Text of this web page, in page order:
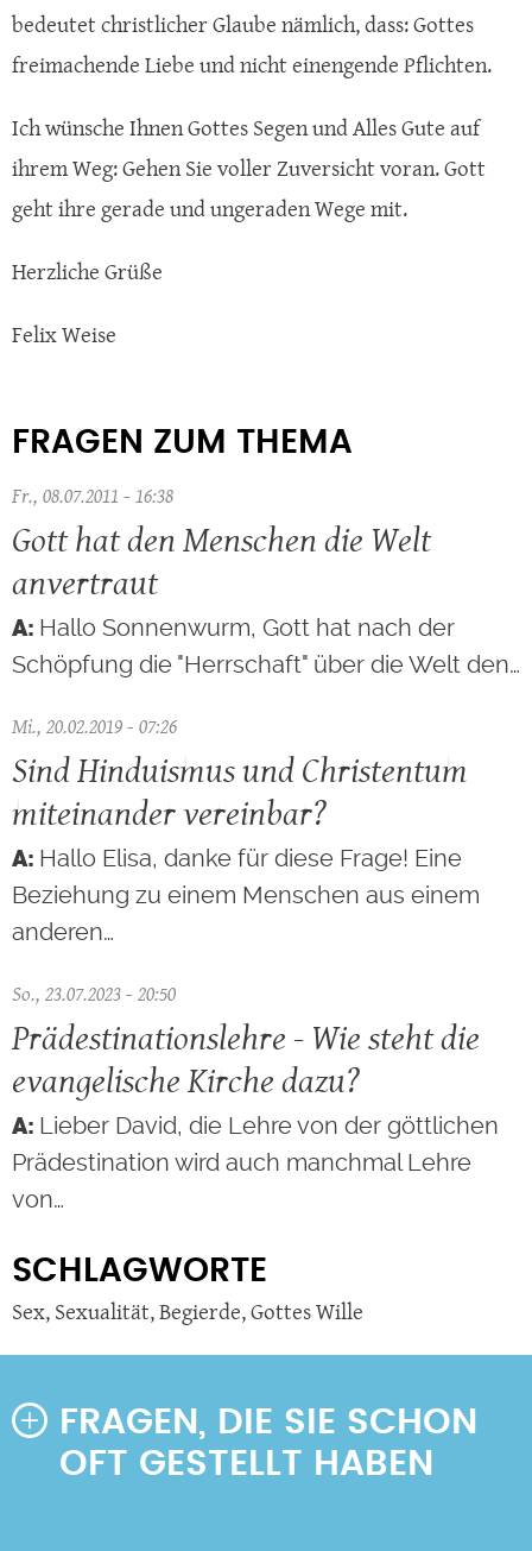
bedeutet christlicher Glaube nämlich, dass: Gottes
freimachende Liebe und nicht einengende Pflichten.
Ich wünsche Ihnen Gottes Segen und Alles Gute auf
ihrem Weg: Gehen Sie voller Zuversicht voran. Gott
geht ihre gerade und ungeraden Wege mit.
Herzliche Grüße
Felix Weise
FRAGEN ZUM THEMA
Fr., 08.07.2011 - 16:38
Gott hat den Menschen die Welt
anvertraut
Hallo Sonnenwurm, Gott hat nach der
Schöpfung die "Herrschaft" über die Welt den…
Mi., 20.02.2019 - 07:26
Sind Hinduismus und Christentum
miteinander vereinbar?
Hallo Elisa, danke für diese Frage! Eine
Beziehung zu einem Menschen aus einem
anderen…
So., 23.07.2023 - 20:50
Prädestinationslehre - Wie steht die
evangelische Kirche dazu?
Lieber David, die Lehre von der göttlichen
Prädestination wird auch manchmal Lehre
von…
SCHLAGWORTE
Sex,Sexualität,Begierde,Gottes Wille
FRAGEN, DIE SIE SCHON
OFT GESTELLT HABEN